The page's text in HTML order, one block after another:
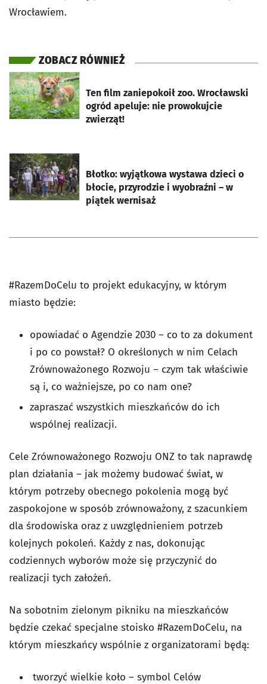
Wrocławiem.
ZOBACZ RÓWNIEŻ
Ten film zaniepokoił zoo. Wrocławski
ogród apeluje: nie prowokujcie
zwierząt!
otworzy się w nowej karcie
Błotko: wyjątkowa wystawa dzieci o
błocie, przyrodzie i wyobraźni – w
piątek wernisaż
otworzy się w nowej karcie
#RazemDoCelu to projekt edukacyjny, w którym
miasto będzie:
opowiadać o Agendzie 2030 – co to za dokument
i po co powstał? O określonych w nim Celach
Zrównoważonego Rozwoju – czym tak właściwie
są i, co ważniejsze, po co nam one?
zapraszać wszystkich mieszkańców do ich
wspólnej realizacji.
Cele Zrównoważonego Rozwoju ONZ to tak naprawdę
plan działania – jak możemy budować świat, w
którym potrzeby obecnego pokolenia mogą być
zaspokojone w sposób zrównoważony, z szacunkiem
dla środowiska oraz z uwzględnieniem potrzeb
kolejnych pokoleń. Każdy z nas, dokonując
codziennych wyborów może się przyczynić do
realizacji tych założeń.
Na sobotnim zielonym pikniku na mieszkańców
będzie czekać specjalne stoisko #RazemDoCelu, na
którym mieszkańcy wspólnie z organizatorami będą:
tworzyć wielkie koło – symbol Celów